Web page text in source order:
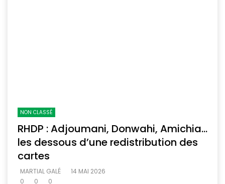
NON CLASSÉ
RHDP : Adjoumani, Donwahi, Amichia…
les dessous d’une redistribution des
cartes
MARTIAL GALÉ
14 MAI 2026
0
0 0